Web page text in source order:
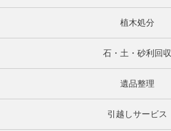
植木処分
石・土・砂利回収
遺品整理
引越しサービス